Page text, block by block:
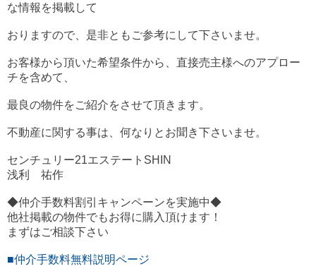
な情報を掲載して
おりますので、是非ともご参考にして下さいませ。
お客様から頂いた希望条件から、直接売主様へのアプロー
チを含めて、
最良の物件をご紹介をさせて頂きます。
不動産に関する事は、何なりとお聞き下さいませ。
センチュリー21エステートSHIN
浅利 祐作
◆仲介手数料割引キャンペーンを実施中◆
他社掲載の物件でもお得に購入頂けます！
まずはご相談下さい
■仲介手数料無料説明ページ